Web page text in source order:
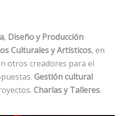
, Diseño y Producción
Culturales y Artísticos, en
otros creadores para el
Gestión cultural
Charlas y Talleres.